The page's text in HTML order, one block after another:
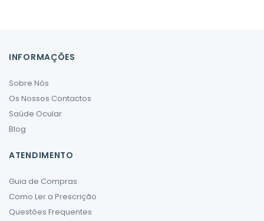
INFORMAÇÕES
Sobre Nós
Os Nossos Contactos
Saúde Ocular
Blog
ATENDIMENTO
Guia de Compras
Como Ler a Prescrição
Questões Frequentes